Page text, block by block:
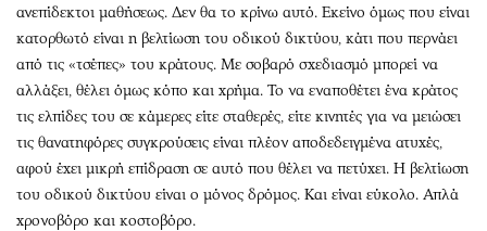
ανεπίδεκτοι μαθήσεως. Δεν θα το κρίνω αυτό. Εκείνο όμως που είναι
κατορθωτό είναι η βελτίωση του οδικού δικτύου, κάτι που περνάει
από τις «τσέπες» του κράτους. Με σοβαρό σχεδιασμό μπορεί να
αλλάξει, θέλει όμως κόπο και χρήμα. Το να εναποθέτει ένα κράτος
τις ελπίδες του σε κάμερες είτε σταθερές, είτε κινητές για να μειώσει
τις θανατηφόρες συγκρούσεις είναι πλέον αποδεδειγμένα ατυχές,
αφού έχει μικρή επίδραση σε αυτό που θέλει να πετύχει. Η βελτίωση
του οδικού δικτύου είναι ο μόνος δρόμος. Και είναι εύκολο. Απλά
χρονοβόρο και κοστοβόρο.